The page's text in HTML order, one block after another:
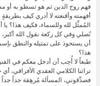
فهم روح الدين ثم هو تسطو به
أفهمته وأقنعته لا أدري كيف
المُمثِّل لله وللسماء، فكيف هذا؟ يا
نُصلي وفي كل ركعة نقول الله أكبر،
أن يستحوذ على تمثيله والنطق
هذا؟
طبعاً لا أُحِب أن أدخل معكم في
تراثنا الكلامي العقدي
فصدِّقوني، المسألة مُرهِقة جداً جداً